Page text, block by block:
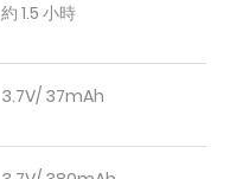
約 1.5 小時
3.7V/ 37mAh